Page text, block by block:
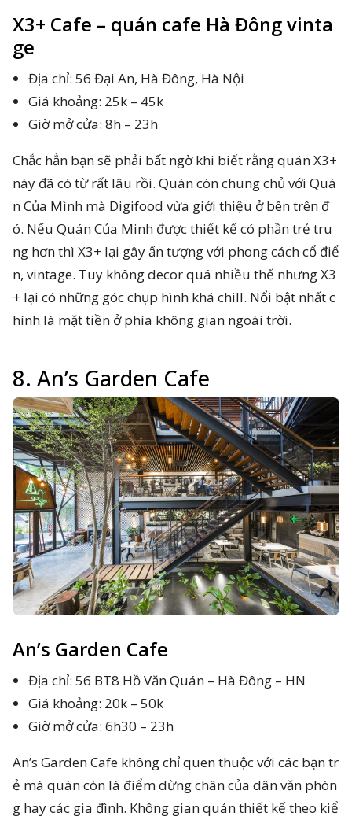
X3+ Cafe – quán cafe Hà Đông vinta
ge
Địa chỉ: 56 Đại An, Hà Đông, Hà Nội
Giá khoảng: 25k – 45k
Giờ mở cửa: 8h – 23h
Chắc hẳn bạn sẽ phải bất ngờ khi biết rằng quán X3+
này đã có từ rất lâu rồi. Quán còn chung chủ với Quá
n Của Mình mà Digifood vừa giới thiệu ở bên trên đ
ó. Nếu Quán Của Minh được thiết kế có phần trẻ tru
ng hơn thì X3+ lại gây ấn tượng với phong cách cổ điể
n, vintage. Tuy không decor quá nhiều thế nhưng X3
+ lại có những góc chụp hình khá chill. Nổi bật nhất c
hính là mặt tiền ở phía không gian ngoài trời.
8. An’s Garden Cafe
An’s Garden Cafe
Địa chỉ: 56 BT8 Hồ Văn Quán – Hà Đông – HN
Giá khoảng: 20k – 50k
Giờ mở cửa: 6h30 – 23h
An’s Garden Cafe không chỉ quen thuộc với các bạn tr
ẻ mà quán còn là điểm dừng chân của dân văn phòn
g hay các gia đình. Không gian quán thiết kế theo kiể